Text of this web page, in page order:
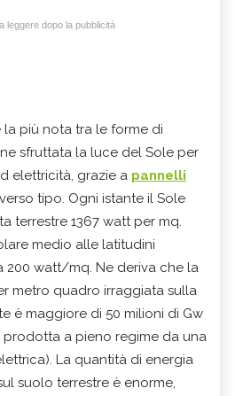
leggere dopo la pubblicità
la più nota tra le forme di
sfruttata la luce del Sole per
elettricità, grazie a pannelli
tipo. Ogni istante il Sole
terrestre 1367 watt per mq.
medio alle latitudini
200 watt/mq. Ne deriva che la
metro quadro irraggiata sulla
è maggiore di 50 milioni di Gw
prodotta a pieno regime da una
La quantità di energia
suolo terrestre è enorme,